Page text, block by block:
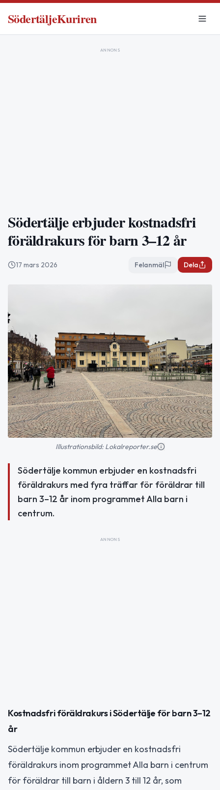
SödertäljeKuriren
ANNONS
Södertälje erbjuder kostnadsfri
föräldrakurs för barn 3–12 år
17 mars 2026 Felanmäl Dela
Illustrationsbild: Lokalreporter.se
Södertälje kommun erbjuder en kostnadsfri
föräldrakurs med fyra träffar för föräldrar till
barn 3–12 år inom programmet Alla barn i
centrum.
ANNONS
Kostnadsfri föräldrakurs i Södertälje för barn 3–12
år
Södertälje kommun erbjuder en kostnadsfri
föräldrakurs inom programmet Alla barn i centrum
för föräldrar till barn i åldern 3 till 12 år, som